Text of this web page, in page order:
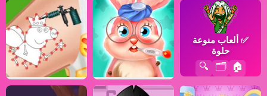
✅ ألعاب منوعة
حلوة
🏠
🗂️
🔍